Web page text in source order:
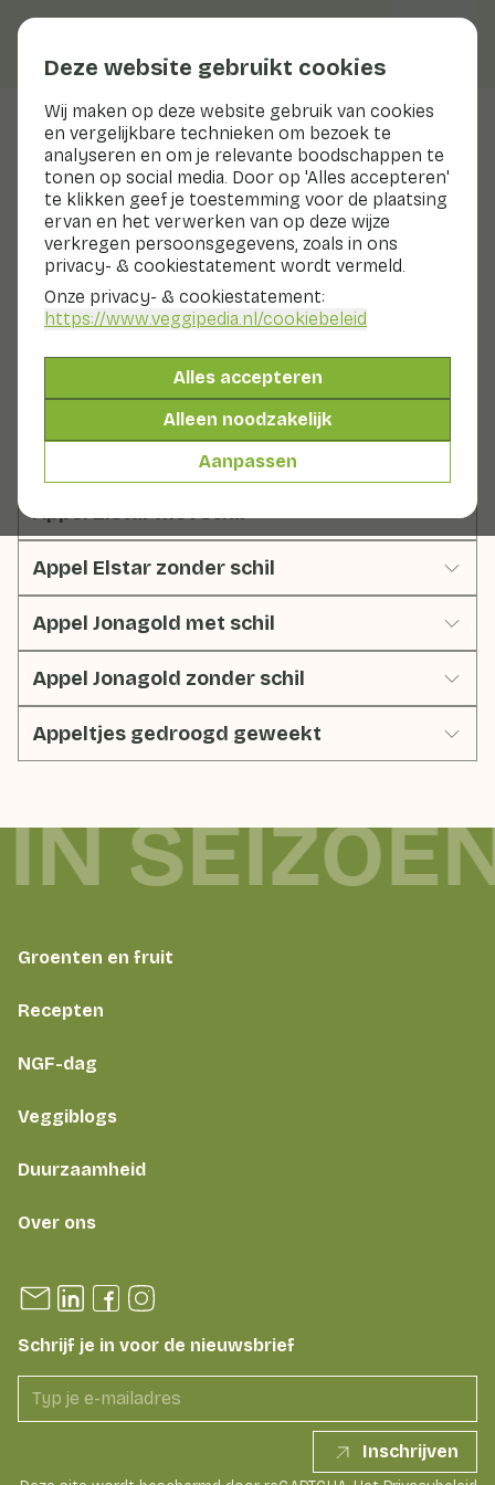
Deze website gebruikt cookies
Wij maken op deze website gebruik van cookies
en vergelijkbare technieken om bezoek te
analyseren en om je relevante boodschappen te
tonen op social media. Door op 'Alles accepteren'
te klikken geef je toestemming voor de plaatsing
ervan en het verwerken van op deze wijze
verkregen persoonsgegevens, zoals in ons
privacy- & cookiestatement wordt vermeld.
Onze privacy- & cookiestatement:
https://www.veggipedia.nl/cookiebeleid
Alles accepteren
Alleen noodzakelijk
Aanpassen
Appel
Voedingswaarden appel
Hieronder vind je een compleet overzicht van alle
voedingswaarden, met eventuele verschillende
bereidingswijzen.
Appeltjes gedroogd
Appel met schil gem
Appel Elstar met schil
Appel Elstar zonder schil
Appel Jonagold met schil
Appel Jonagold zonder schil
Appeltjes gedroogd geweekt
Groenten en fruit
Recepten
NGF-dag
Veggiblogs
Duurzaamheid
Over ons
Schrijf je in voor de nieuwsbrief
Inschrijven